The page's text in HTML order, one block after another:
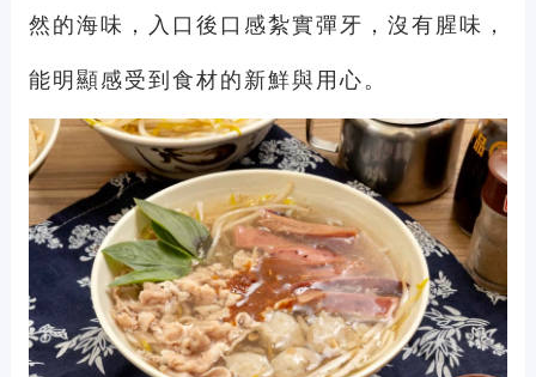
然的海味，入口後口感紮實彈牙，沒有腥味，
能明顯感受到食材的新鮮與用心。